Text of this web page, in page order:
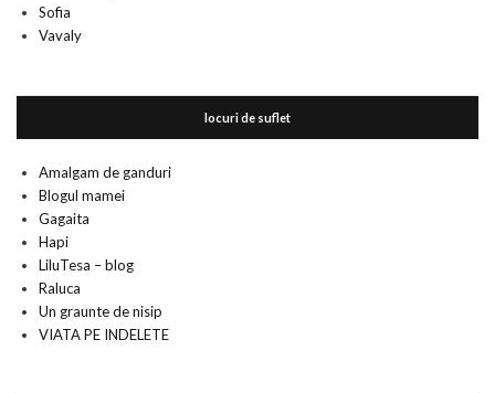
Sofia
Vavaly
locuri de suflet
Amalgam de ganduri
Blogul mamei
Gagaita
Hapi
LiluTesa – blog
Raluca
Un graunte de nisip
VIATA PE INDELETE